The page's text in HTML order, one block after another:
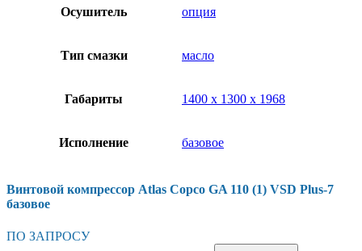
Осушитель опция
Тип смазки масло
Габариты 1400 х 1300 х 1968
Исполнение базовое
Винтовой компрессор Atlas Copco GA 110 (1) VSD Plus-7
базовое
ПО ЗАПРОСУ